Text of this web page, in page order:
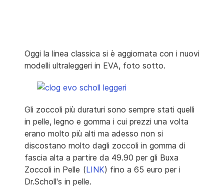
Oggi la linea classica si è aggiornata con i nuovi
modelli ultraleggeri in EVA, foto sotto.
Gli zoccoli più duraturi sono sempre stati quelli
in pelle, legno e gomma i cui prezzi una volta
erano molto più alti ma adesso non si
discostano molto dagli zoccoli in gomma di
fascia alta a partire da 49.90 per gli Buxa
Zoccoli in Pelle (LINK) fino a 65 euro per i
Dr.Scholl's in pelle.